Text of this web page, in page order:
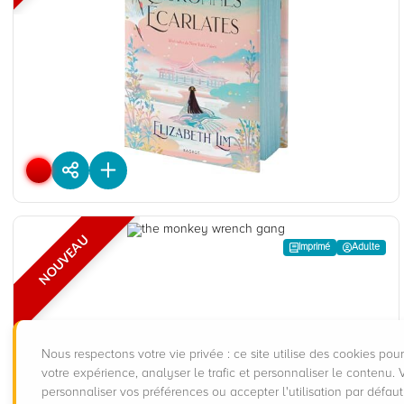
Nous respectons votre vie privée : ce site utilise des cookies
votre expérience, analyser le trafic et personnaliser le contenu.
personnaliser vos préférences ou accepter l'utilisation par
Six couronnes écarlates
Elizabeth LIM
Rageot
Plus d'infos
NOUVEAU Imprimé Adulte
The monkey wrench gang
DeEdward ABBEY
Editions :
Harpertorch